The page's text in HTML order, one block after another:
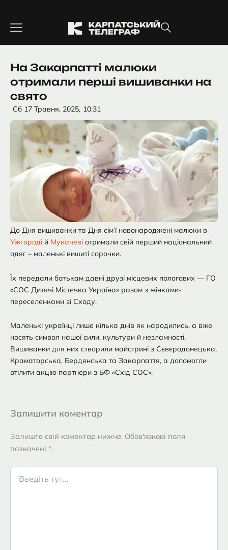
вмісту
На Закарпатті малюки
отримали перші вишиванки на
свято
Сб 17 Травня, 2025, 10:31
До Дня вишиванки та Дня сім’ї новонароджені малюки в
Ужгороді й Мукачеві отримали свій перший національний
одяг – маленькі вишиті сорочки.
Їх передали батькам давні друзі місцевих пологових — ГО
«СОС Дитячі Містечка Україна» разом з жінками-
переселенками зі Сходу.
Маленькі українці лише кілька днів як народились, а вже
носять символ нашої сили, культури й незламності.
Вишиванки для них створили майстрині з Сєвєродонецька,
Краматорська, Бердянська та Закарпаття, а допомогли
втілити акцію партнери з БФ «Схід СОС».
Залишити коментар
Залиште свій коментар нижче. Обов'язкові поля
позначені *.
Введіть
тут...